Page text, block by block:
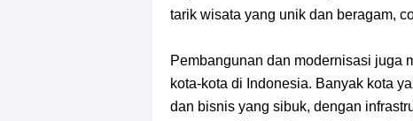
tarik wisata yang unik dan beragam,
Pembangunan dan modernisasi juga
kota-kota di Indonesia. Banyak kota
dan bisnis yang sibuk, dengan